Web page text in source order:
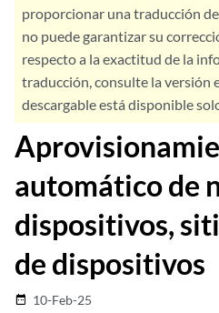
proporcionar una traducción
no puede garantizar su
respecto a la exactitud de la
traducción, consulte la versión
descargable está disponible
automático de
dispositivos,
de dispositivos
date_range 10-Feb-25